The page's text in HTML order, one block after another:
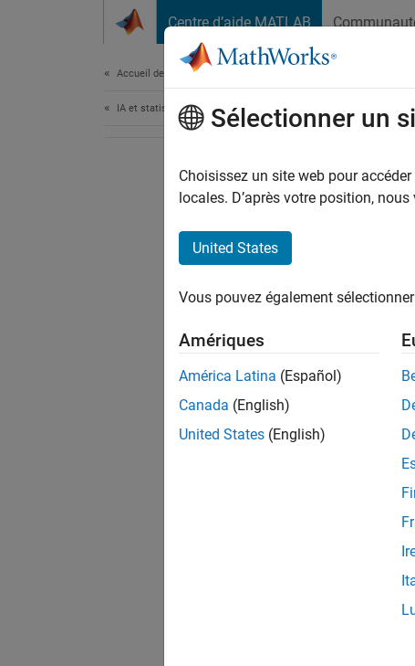
Centre d’aide MATLAB
Accueil de la documentation
IA et statistiques Sélectionner un
Choisissez un site web pour
locales. D’après votre position,
United States
Vous pouvez également
Amériques
América Latina (Español)
Canada (English)
United States (English)